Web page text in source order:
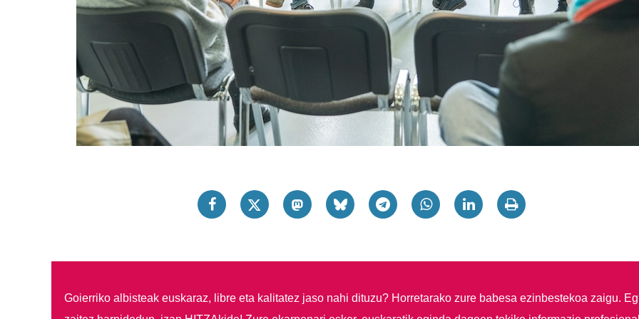
Goierriko albisteak euskaraz, libre eta kalitatez jaso nahi dituzu? Horretarako zure babesa ezinbestekoa zaigu.